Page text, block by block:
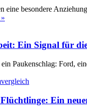
eine besondere
Ein Signal für
Paukenschlag: Ford,
Ein